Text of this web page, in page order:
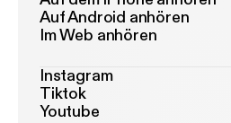
Auf Android anhören
Im Web anhören
Instagram
Tiktok
Youtube